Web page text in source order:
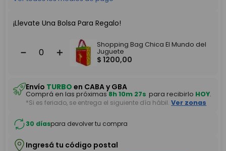
¡Llevate Una Bolsa Para Regalo!
＋
－
Shopping Bag Chica El Mundo del
Juguete
$ 1200,00
Envío TURBO en CABA y GBA
Comprá en las próximas8h 10m 26s para recibirlo HOY.
*Si es feriado, se entrega el siguiente día hábil. Ver zonas
30 díaspara devolver tu compra
Ingresá tu código postal